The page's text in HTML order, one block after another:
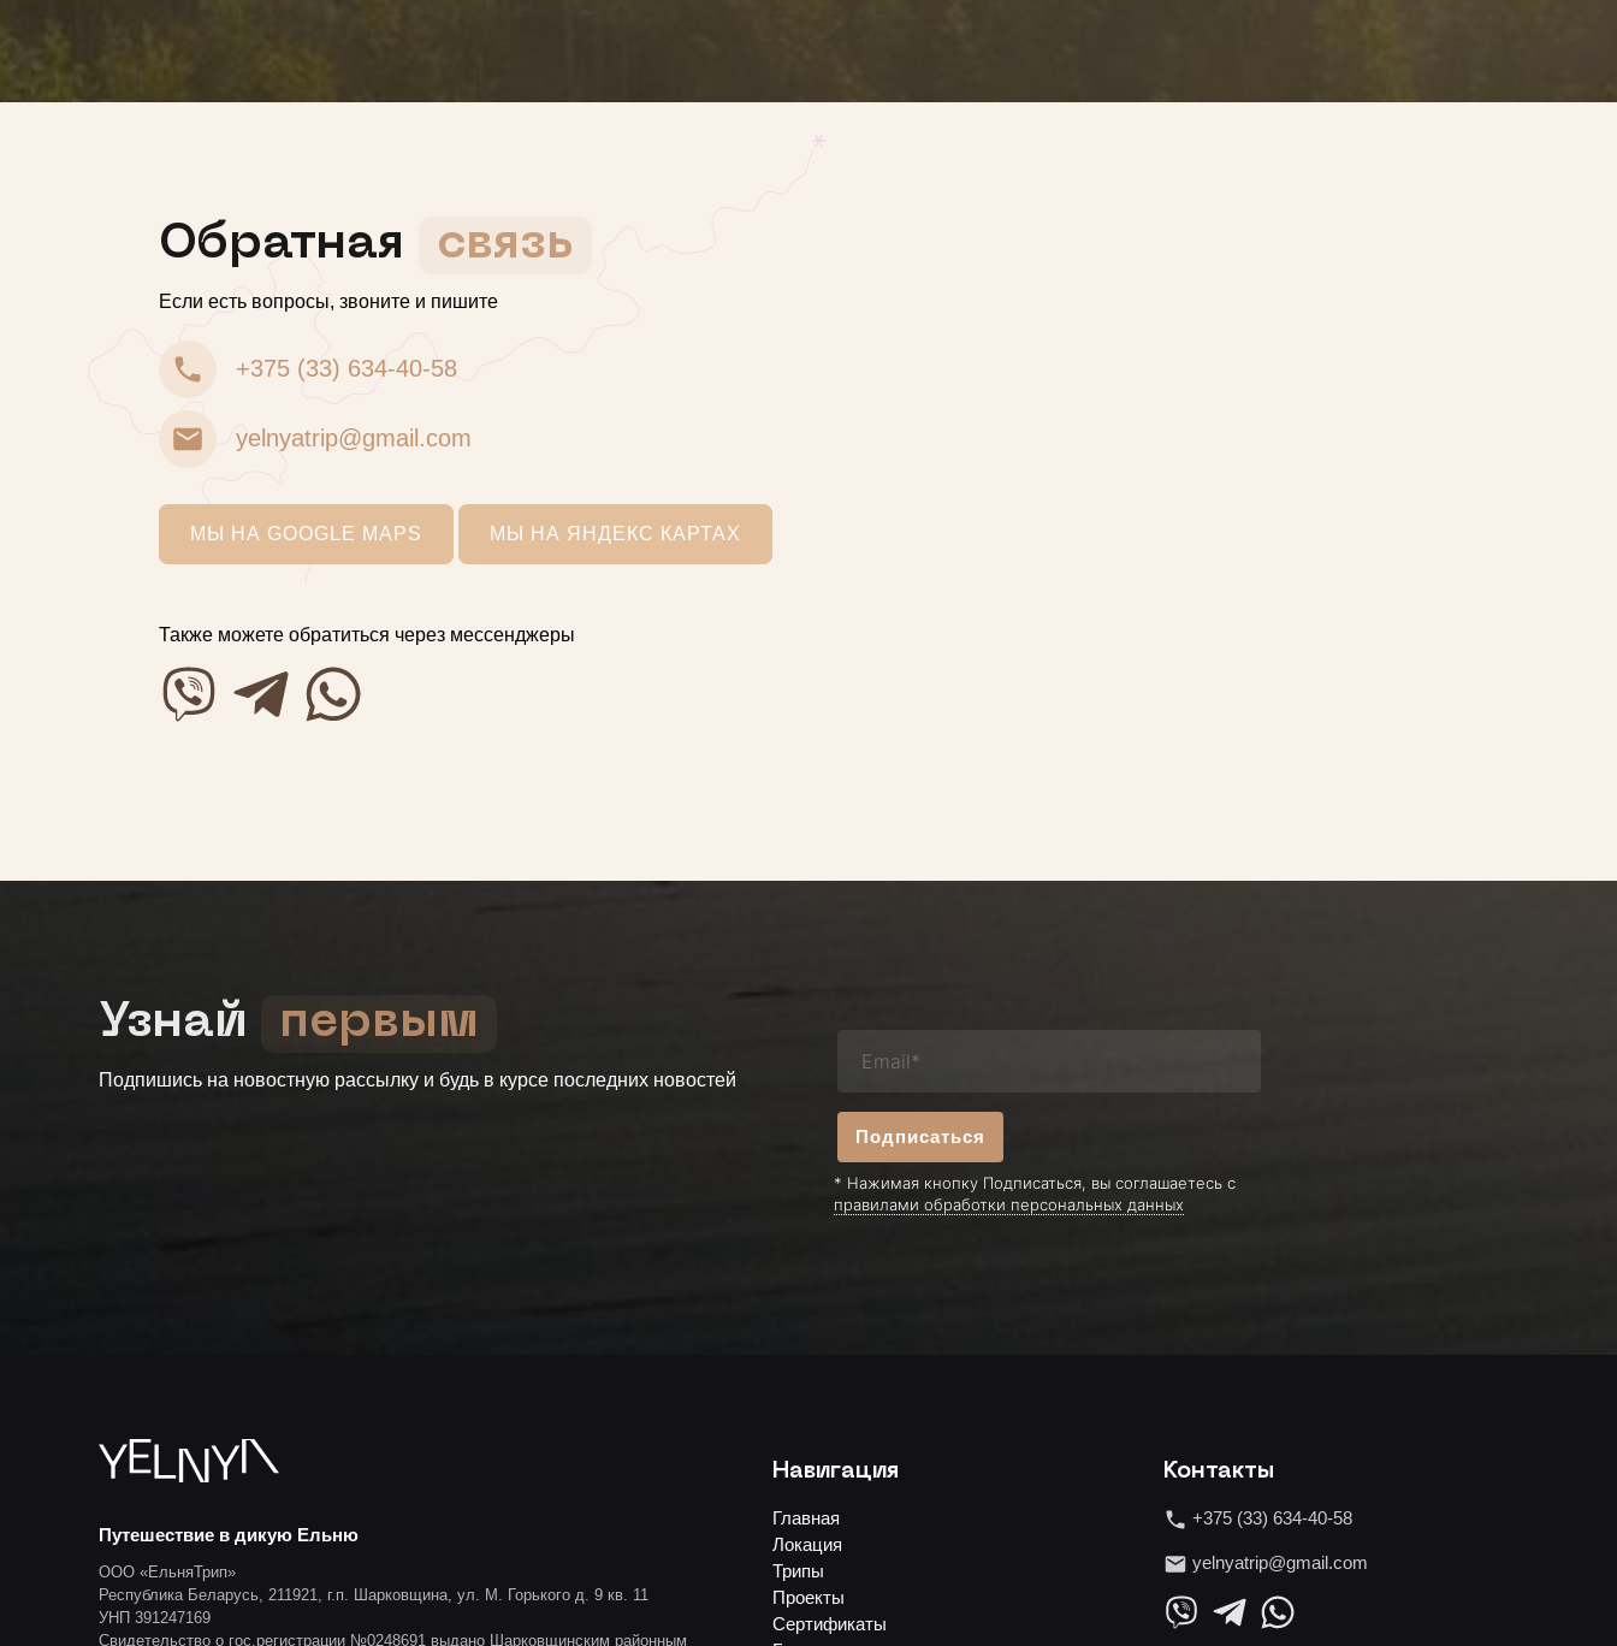
Обратная связь
Если есть вопросы, звоните и пишите
+375 (33) 634-40-58
yelnyatrip@gmail.com
МЫ НА GOOGLE MAPS МЫ НА ЯНДЕКС КАРТАХ
Также можете обратиться через мессенджеры
Узнай первым
Подпишись на новостную рассылку и будь в курсе последних новостей
Подписаться
* Нажимая кнопку Подписаться, вы соглашаетесь с
правилами обработки персональных данных
Путешествие в дикую Ельню
ООО «ЕльняТрип»
Республика Беларусь, 211921, г.п. Шарковщина, ул. М. Горького д. 9 кв. 11
УНП 391247169
Свидетельство о гос.регистрации №0248691 выдано Шарковщинским районным
Навигация
Главная
Локация
Трипы
Проекты
Сертификаты
Контакты
+375 (33) 634-40-58
yelnyatrip@gmail.com